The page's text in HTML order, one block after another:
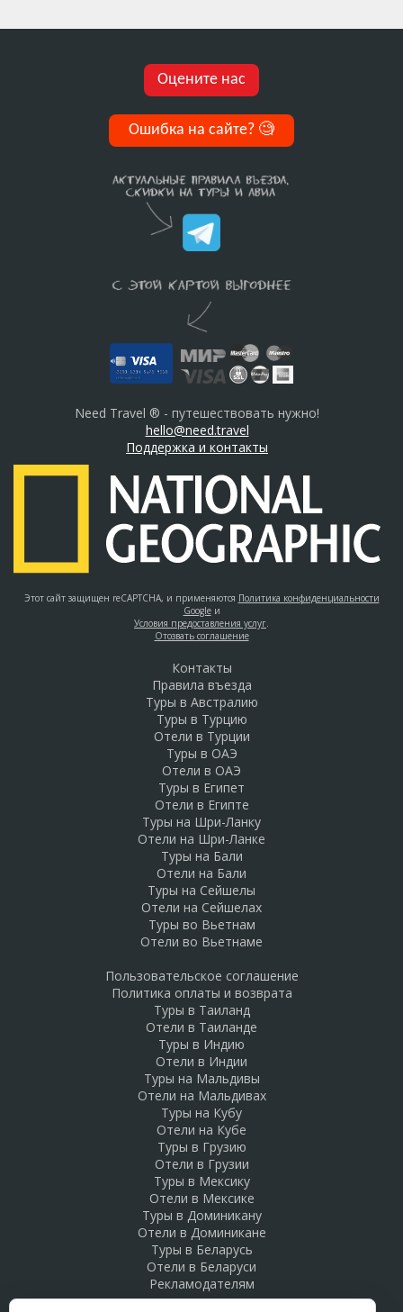
Оцените нас
Ошибка на сайте? 🧐
Need Travel ® - путешествовать нужно!
hello@need.travel
Поддержка и контакты
Этот сайт защищен reCAPTCHA, и применяются Политика конфиденциальности
Googleи
Условия предоставления услуг.
Отозвать соглашение
Контакты
Правила въезда
Туры в Австралию
Туры в Турцию
Отели в Турции
Туры в ОАЭ
Отели в ОАЭ
Туры в Египет
Отели в Египте
Туры на Шри-Ланку
Отели на Шри-Ланке
Туры на Бали
Отели на Бали
Туры на Сейшелы
Отели на Сейшелах
Туры во Вьетнам
Отели во Вьетнаме
Пользовательское соглашение
Политика оплаты и возврата
Туры в Таиланд
Отели в Таиланде
Туры в Индию
Отели в Индии
Туры на Мальдивы
Отели на Мальдивах
Туры на Кубу
Отели на Кубе
Туры в Грузию
Отели в Грузии
Туры в Мексику
Отели в Мексике
Туры в Доминикану
Отели в Доминикане
Туры в Беларусь
Отели в Беларуси
Рекламодателям